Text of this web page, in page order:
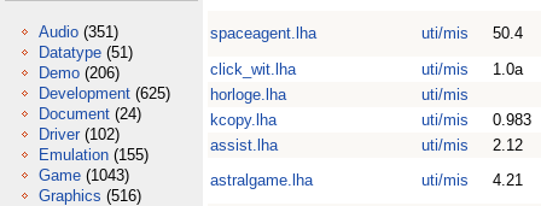
Audio (351)
Datatype (51)
Demo (206)
Development (625)
Document (24)
Driver (102)
Emulation (155)
Game (1043)
Graphics (516)
spaceagent.lha uti/mis
50.4
click_wit.lha
uti/mis
1.0a
horloge.lha
uti/mis
kcopy.lha
uti/mis
0.983
assist.lha
uti/mis
2.12
astralgame.lha
uti/mis
4.21